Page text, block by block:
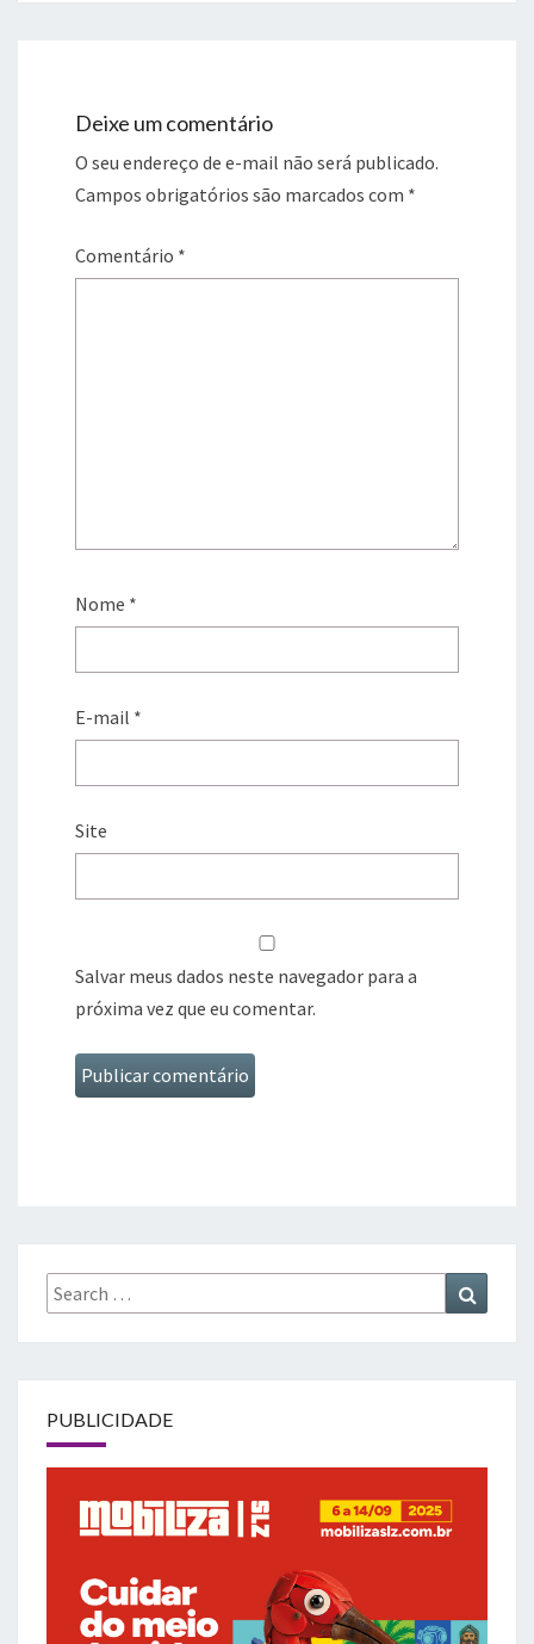
Deixe um comentário
O seu endereço de e-mail não será publicado.
Campos obrigatórios são marcados com *
Comentário *
Nome *
E-mail *
Site
Salvar meus dados neste navegador para a
próxima vez que eu comentar.
Search
for:
PUBLICIDADE